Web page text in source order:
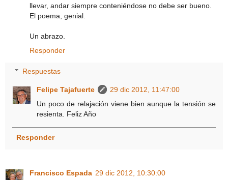
llevar, andar siempre conteniéndose no debe ser bueno.
El poema, genial.
Un abrazo.
Responder
Respuestas
Felipe Tajafuerte
29 dic 2012, 11:47:00
Un poco de relajación viene bien aunque la tensión se
resienta. Feliz Año
Responder
Francisco Espada 29 dic 2012, 10:30:00